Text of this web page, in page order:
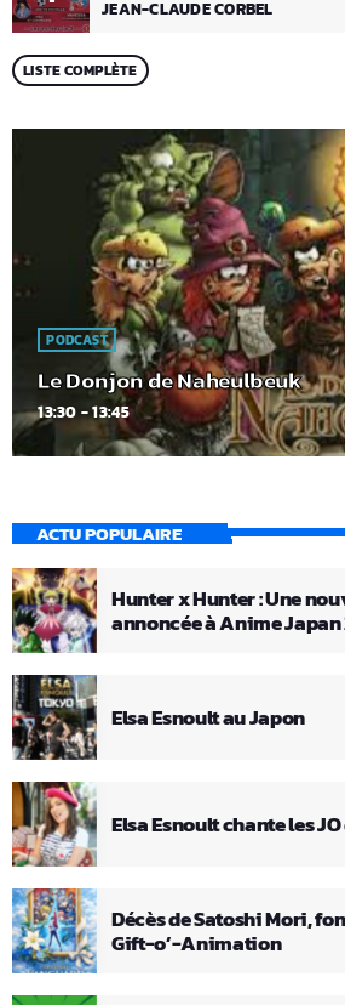
JEAN-CLAUDE CORBEL
LISTE COMPLÈTE
PODCAST
Le Donjon de Naheulbeuk
13:30 - 13:45
ACTU POPULAIRE
Hunter x Hunter : Une
annoncée à Anime Japan
Elsa Esnoult au Japon
Elsa Esnoult chante les
Décès de Satoshi Mori,
Gift-o’-Animation